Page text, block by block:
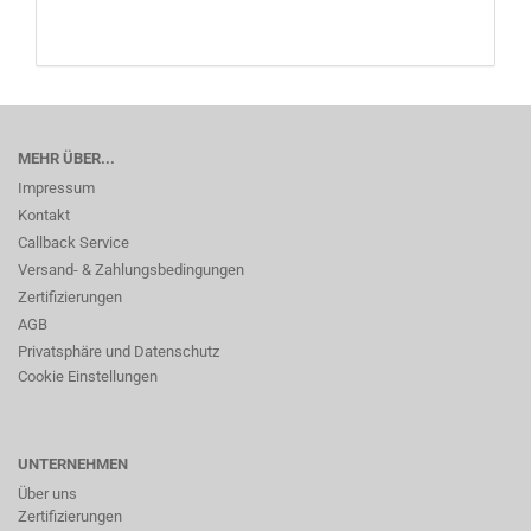
MEHR ÜBER...
Impressum
Kontakt
Callback Service
Versand- & Zahlungsbedingungen
Zertifizierungen
AGB
Privatsphäre und Datenschutz
Cookie Einstellungen
UNTERNEHMEN
Über uns
Zertifizierungen